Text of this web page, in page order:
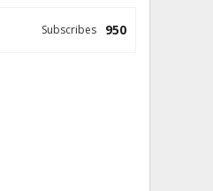
950
Subscribes